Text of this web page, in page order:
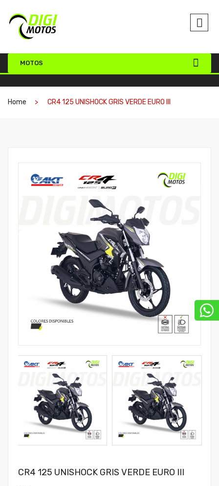
MOTOS
Home CR4 125 UNISHOCK GRIS VERDE EURO III
CR4 125 UNISHOCK GRIS VERDE EURO III